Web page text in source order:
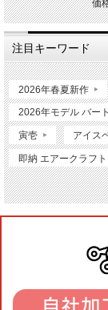
価
注目キーワード
2026年春夏新作
2026年モデル バー
寅壱 アイス
即納 エアークラフト